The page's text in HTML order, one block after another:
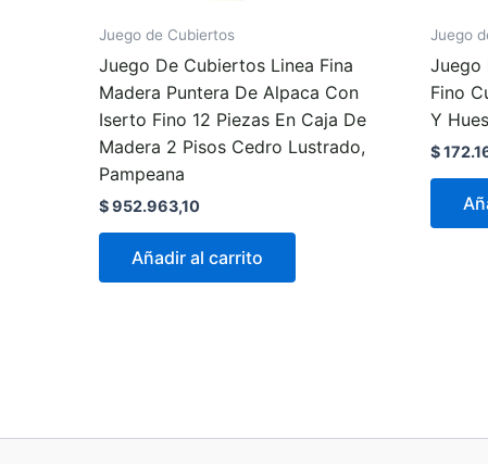
Juego de Cubiertos
Juego De Cubiertos Linea Fina
Madera Puntera De Alpaca Con
Iserto Fino 12 Piezas En Caja De
Madera 2 Pisos Cedro Lustrado,
Pampeana
$952.963,10
Añadir al carrito
Juego
Juego
Fino
Y
$